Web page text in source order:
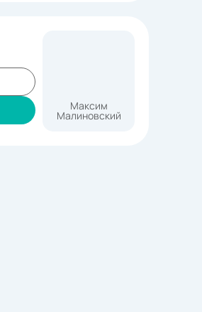
Максим
Малиновский